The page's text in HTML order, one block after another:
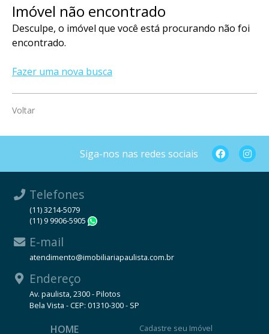
Imóvel não encontrado
Desculpe, o imóvel que você está procurando não foi
encontrado.
Fazer uma nova busca
Voltar
Siga-nos nas redes sociais
Telefones
(11) 3214-5079
(11) 9 9906-5905
E-mail
atendimento@imobiliariapaulista.com.br
Endereço
Av. paulista, 2300 - Pilotos
Bela Vista - CEP: 01310-300 - SP
HOME Cadastre seu Imóvel